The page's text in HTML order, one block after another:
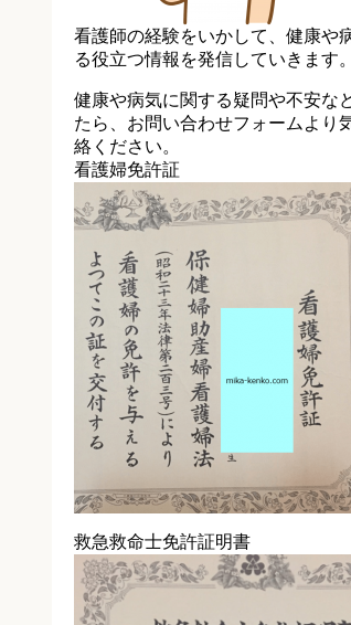
看護師の経験をいかして、健康や
る役立つ情報を発信していきます。
健康や病気に関する疑問や不安な
たら、お問い合わせフォームより
絡ください。
看護婦免許証
救急救命士免許証明書